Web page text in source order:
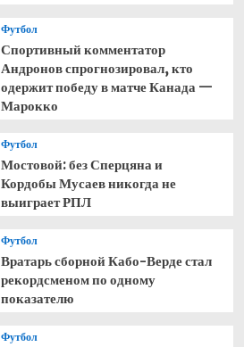
Футбол
Спортивный комментатор
Андронов спрогнозировал, кто
одержит победу в матче Канада —
Марокко
Футбол
Мостовой: без Сперцяна и
Кордобы Мусаев никогда не
выиграет РПЛ
Футбол
Вратарь сборной Кабо-Верде стал
рекордсменом по одному
показателю
Футбол